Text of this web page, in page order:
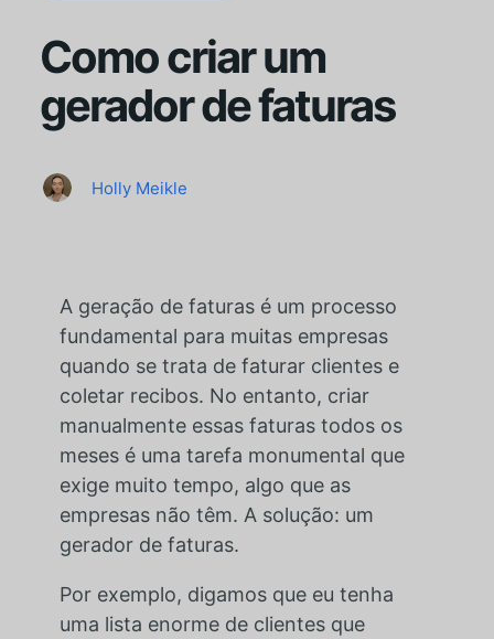
Como criar um
gerador de faturas
Holly Meikle
A geração de faturas é um processo
fundamental para muitas empresas
quando se trata de faturar clientes e
coletar recibos. No entanto, criar
manualmente essas faturas todos os
meses é uma tarefa monumental que
exige muito tempo, algo que as
empresas não têm. A solução: um
gerador de faturas.
Por exemplo, digamos que eu tenha
uma lista enorme de clientes que